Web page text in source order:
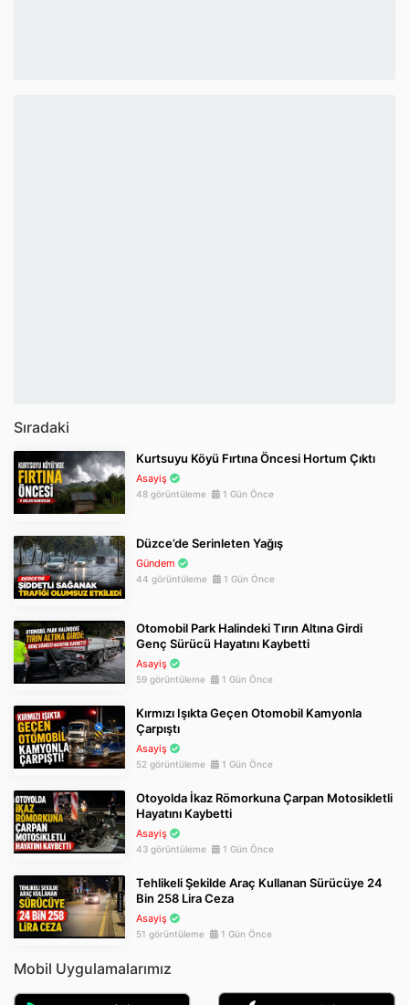
Sıradaki
Kurtsuyu Köyü Fırtına Öncesi Hortum Çıktı
Asayiş
48 görüntüleme 1 Gün Önce
Düzce’de Serinleten Yağış
Gündem
44 görüntüleme 1 Gün Önce
Otomobil Park Halindeki Tırın Altına Girdi
Genç Sürücü Hayatını Kaybetti
Asayiş
59 görüntüleme 1 Gün Önce
Kırmızı Işıkta Geçen Otomobil Kamyonla
Çarpıştı
Asayiş
52 görüntüleme 1 Gün Önce
Otoyolda İkaz Römorkuna Çarpan Motosikletli
Hayatını Kaybetti
Asayiş
43 görüntüleme 1 Gün Önce
Tehlikeli Şekilde Araç Kullanan Sürücüye 24
Bin 258 Lira Ceza
Asayiş
51 görüntüleme 1 Gün Önce
Mobil Uygulamalarımız